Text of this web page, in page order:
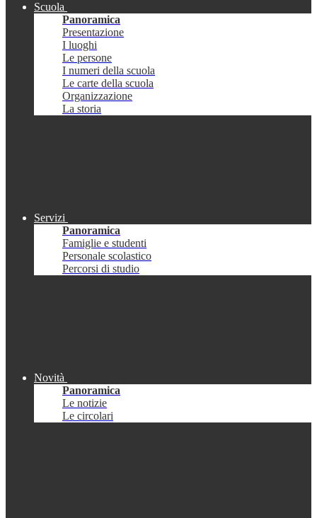
Scuola
Panoramica
Presentazione
I luoghi
Le persone
I numeri della scuola
Le carte della scuola
Organizzazione
La storia
Servizi
Panoramica
Famiglie e studenti
Personale scolastico
Percorsi di studio
Novità
Panoramica
Le notizie
Le circolari